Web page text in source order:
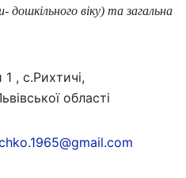
дошкільного віку) та загальна
, с.Рихтичі,
області